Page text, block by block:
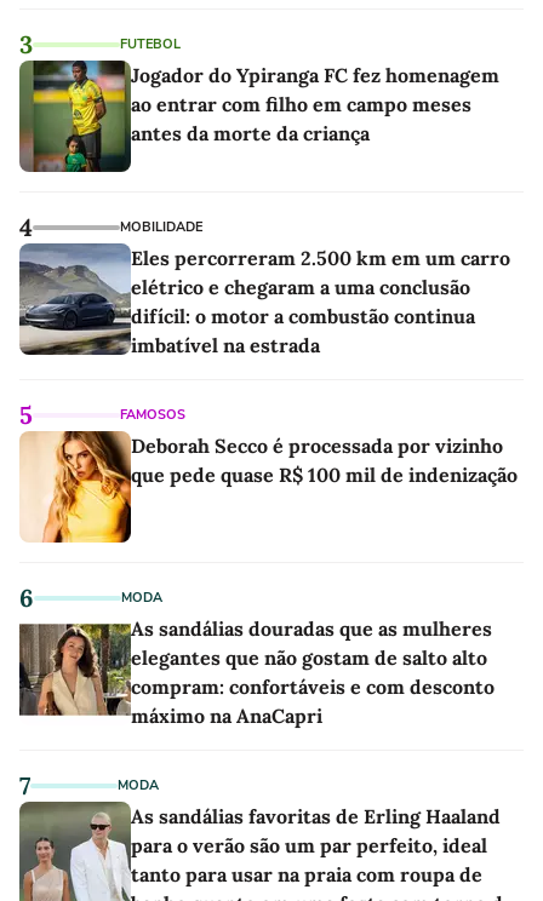
3 FUTEBOL
Jogador do Ypiranga FC fez homenagem
ao entrar com filho em campo meses
antes da morte da criança
4 MOBILIDADE
Eles percorreram 2.500 km em um carro
elétrico e chegaram a uma conclusão
difícil: o motor a combustão continua
imbatível na estrada
5 FAMOSOS
Deborah Secco é processada por vizinho
que pede quase R$ 100 mil de indenização
6 MODA
As sandálias douradas que as mulheres
elegantes que não gostam de salto alto
compram: confortáveis e com desconto
máximo na AnaCapri
7 MODA
As sandálias favoritas de Erling Haaland
para o verão são um par perfeito, ideal
tanto para usar na praia com roupa de